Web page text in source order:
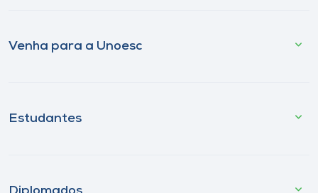
Venha para a Unoesc
Estudantes